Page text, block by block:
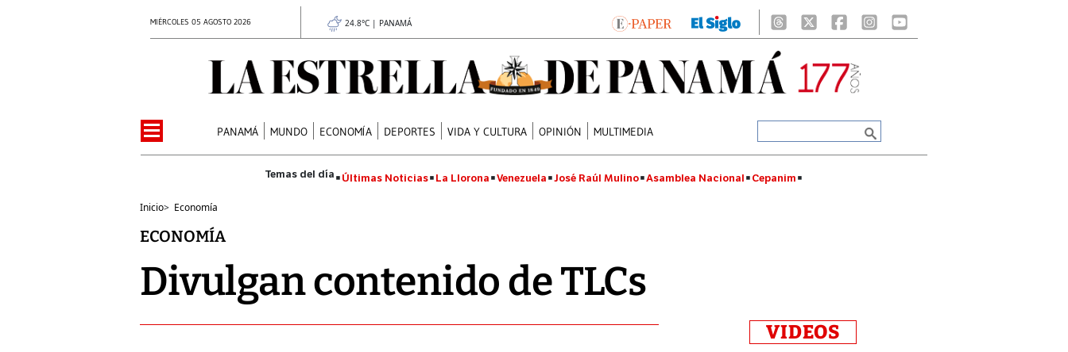
MIÉRCOLES 05 AGOSTO 2026 24.8°C | PANAMÁ
PANAMÁ MUNDO ECONOMÍA DEPORTES VIDA Y CULTURA OPINIÓN MULTIMEDIA
Últimas Noticias La Llorona Venezuela José Raúl Mulino Asamblea Nacional Cepanim
Inicio> Economía
ECONOMÍA
Divulgan contenido de TLCs
VIDEOS